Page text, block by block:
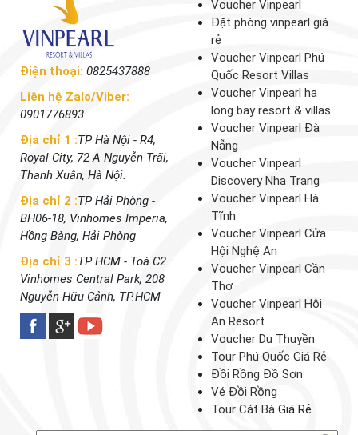
Điện thoại: 0825437888
Liên hệ Zalo/Viber:
0901776893
Địa chỉ 1 :TP Hà Nội - R4,
Royal City, 72 A Nguyễn Trãi,
Thanh Xuân, Hà Nội.
Địa chỉ 2 :TP Hải Phòng -
BH06-18, Vinhomes Imperia,
Hồng Bàng, Hải Phòng
Địa chỉ 3 :TP HCM - Toà C2
Vinhomes Central Park, 208
Nguyễn Hữu Cảnh, TP.HCM
Voucher Vinpearl
Đặt phòng vinpearl giá
rẻ
Voucher Vinpearl Phú
Quốc Resort Villas
Voucher Vinpearl hạ
long bay resort & villas
Voucher Vinpearl Đà
Nẵng
Voucher Vinpearl
Discovery Nha Trang
Voucher Vinpearl Hà
Tĩnh
Voucher Vinpearl Cửa
Hội Nghệ An
Voucher Vinpearl Cần
Thơ
Voucher Vinpearl Hội
An Resort
Voucher Du Thuyền
Tour Phú Quốc Giá Rẻ
Đồi Rồng Đồ Sơn
Vé Đồi Rồng
Tour Cát Bà Giá Rẻ